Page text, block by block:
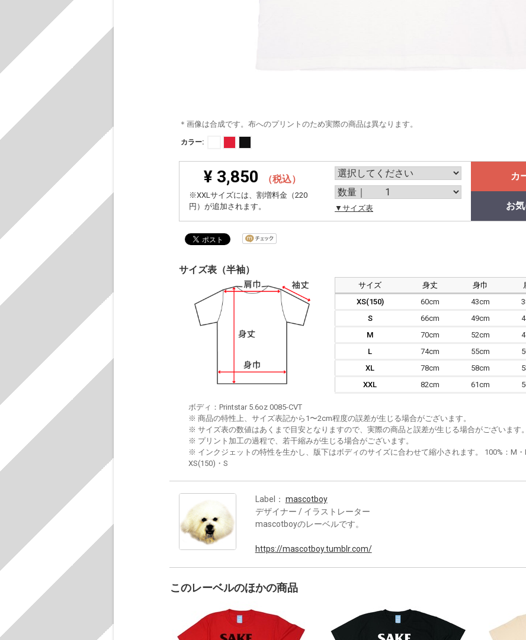
＊画像は合成です。布へのプリントのため実際の商品は異なります。
カラー:
¥ 3,850 （税込）
※XXLサイズには、割増料金（220
円）が追加されます。
▼サイズ表
カ
お
サイズ表（半袖）
サイズ 身丈 身巾
XS(150)
60cm 43cm
S
66cm 49cm
M
70cm 52cm
L
74cm 55cm
XL
78cm 58cm
XXL
82cm 61cm
ボディ：Printstar 5.6oz 0085-CVT
※ 商品の特性上、サイズ表記から1〜2cm程度の誤差が生じる場合がございます。
※ サイズ表の数値はあくまで目安となりますので、実際の商品と誤差が生じる場合がございます。
※ プリント加工の過程で、若干縮みが生じる場合がございます。
※ インクジェットの特性を生かし、版下はボディのサイズに合わせて縮小されます。 100%：M・
XS(150)・S
Label： mascotboy
デザイナー / イラストレーター
mascotboyのレーベルです。
https://mascotboy.tumblr.com/
このレーベルのほかの商品